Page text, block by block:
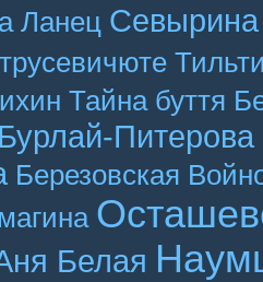
Ланец Севырина
Тайна буття
Бурлай-Питерова
Березовская
Белая